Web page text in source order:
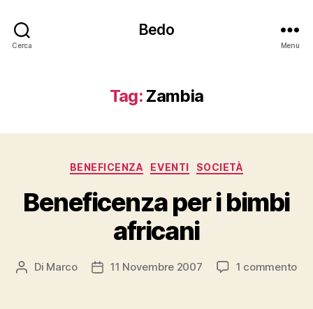
Cerca
Bedo
Menu
Tag: Zambia
Categorie
BENEFICENZA EVENTI SOCIETÀ
Beneficenza per i bimbi
africani
Autore
Di Marco
Data11 Novembre 2007 1 commentosu